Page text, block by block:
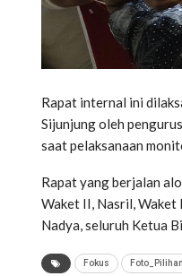
Rapat internal ini
Sijunjung oleh
saat pelaksanaan
Rapat yang berjalan
Waket II, Nasril, Waket
Nadya, seluruh Ketua
Fokus Foto_Pilihan